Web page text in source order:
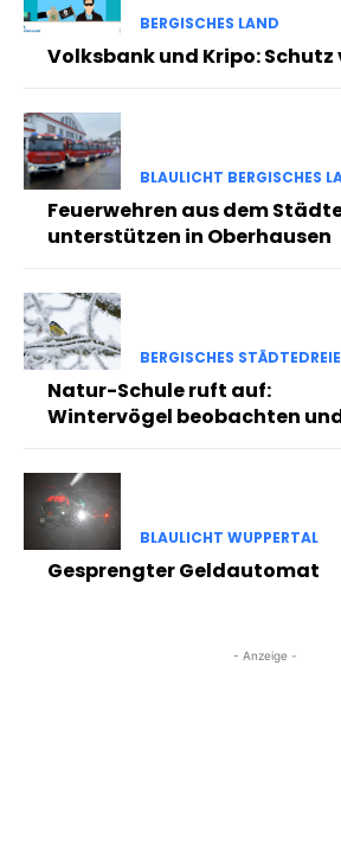
BERGISCHES LAND
Volksbank und Kripo: Schutz
BLAULICHT BERGISCHES
Feuerwehren aus dem
unterstützen in Oberhausen
BERGISCHES
Natur-Schule ruft auf:
Wintervögel beobachten
BLAULICHT WUPPERTAL
Gesprengter Geldautomat
- Anzeige -